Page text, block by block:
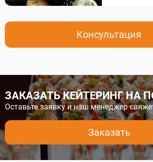
Консультация
ЗАКАЗАТЬ КЕЙТЕРИНГ НА
Оставьте заявку и наш менеджер
Заказать